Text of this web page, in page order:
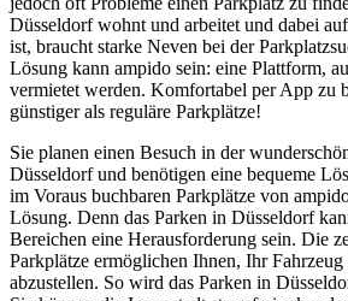
Düsseldorf wohnt und arbeitet und dabei
ist, braucht starke Neven bei der
Lösung kann ampido sein: eine Plattform,
vermietet werden. Komfortabel per App zu
günstiger als reguläre Parkplätze!
Sie planen einen Besuch in der
Düsseldorf und benötigen eine bequeme
im Voraus buchbaren Parkplätze von
Lösung. Denn das Parken in Düsseldorf
Bereichen eine Herausforderung sein. Die
Parkplätze ermöglichen Ihnen, Ihr
abzustellen. So wird das Parken in